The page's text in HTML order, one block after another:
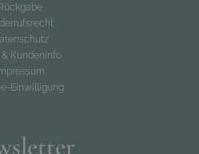
Rückgabe
& Kundeninfo
Einwilligung